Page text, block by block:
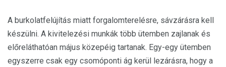
A burkolatfelújítás miatt forgalomterelésre, sávzárásra kell
készülni. A kivitelezési munkák több ütemben zajlanak és
előreláthatóan május közepéig tartanak. Egy-egy ütemben
egyszerre csak egy csomóponti ág kerül lezárásra, hogy a